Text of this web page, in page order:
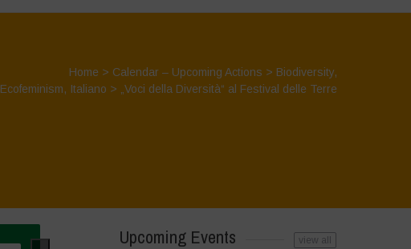
Home > Calendar – Upcoming Actions > Biodiversity,
Ecofeminism, Italiano > „Voci della Diversità“ al Festival delle Terre
Upcoming Events view all